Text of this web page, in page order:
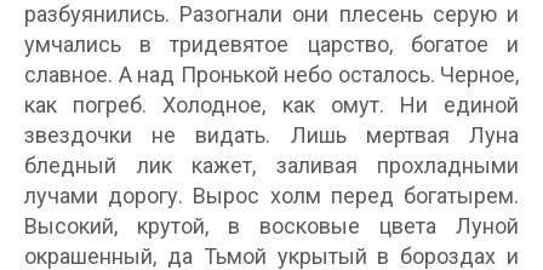
разбуянились. Разогнали они плесень серую и
умчались в тридевятое царство, богатое и
славное. А над Пронькой небо осталось. Черное,
как погреб. Холодное, как омут. Ни единой
звездочки не видать. Лишь мертвая Луна
бледный лик кажет, заливая прохладными
лучами дорогу. Вырос холм перед богатырем.
Высокий, крутой, в восковые цвета Луной
окрашенный, да Тьмой укрытый в бороздах и